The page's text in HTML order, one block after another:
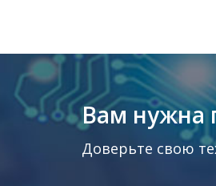
Вам нужна
Доверьте свою